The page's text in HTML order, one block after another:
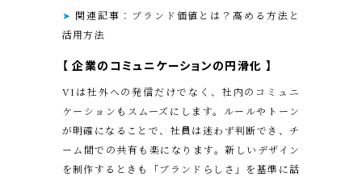
➤ 関連記事：ブランド価値とは？高める方法と
活用方法
【 企業のコミュニケーションの円滑化 】
VIは社外への発信だけでなく、社内のコミュニ
ケーションもスムーズにします。ルールやトーン
が明確になることで、社員は迷わず判断でき、チ
ーム間での共有も楽になります。新しいデザイン
を制作するときも「ブランドらしさ」を基準に話